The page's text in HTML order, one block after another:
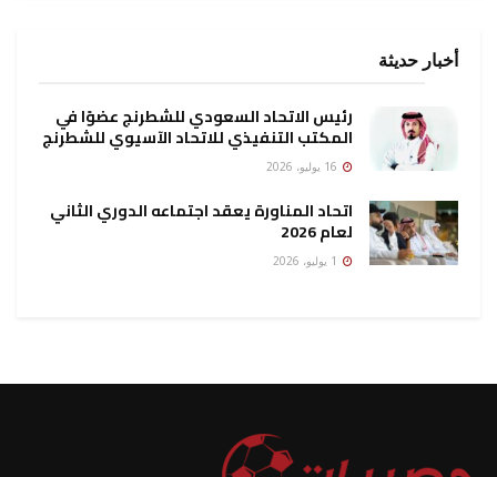
أخبار حديثة
رئيس الاتحاد السعودي للشطرنج عضوًا في
المكتب التنفيذي للاتحاد الآسيوي للشطرنج
اتحاد المناورة يعقد اجتماعه الدوري الثاني
لعام 2026